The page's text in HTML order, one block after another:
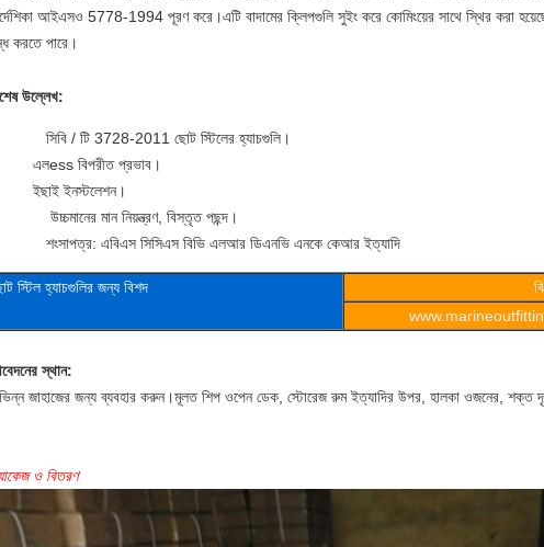
আইএসও 5778-1994 পূরণ করে।এটি বাদামের ক্লিপগুলি সুইং করে কোমিংয়ের সাথে স্থির করা
করতে পারে।
উল্লেখ:
সিবি / টি 3728-2011 ছোট স্টিলের হ্যাচগুলি।
এলess বিপরীত প্রভাব।
ইছাই ইনস্টলেশন।
উচ্চমানের মান নিয়ন্ত্রণ, বিস্তৃত পছন্দ।
শংসাপত্র: এবিএস সিসিএস বিভি এলআর ডিএনভি এনকে কেআর ইত্যাদি
স্টিল হ্যাচগুলির জন্য বিশদ
স্থান:
জাহাজের জন্য ব্যবহার করুন।মূলত শিপ ওপেন ডেক, স্টোরেজ রুম ইত্যাদির উপর, হালকা ওজনের,
ও বিতরণ